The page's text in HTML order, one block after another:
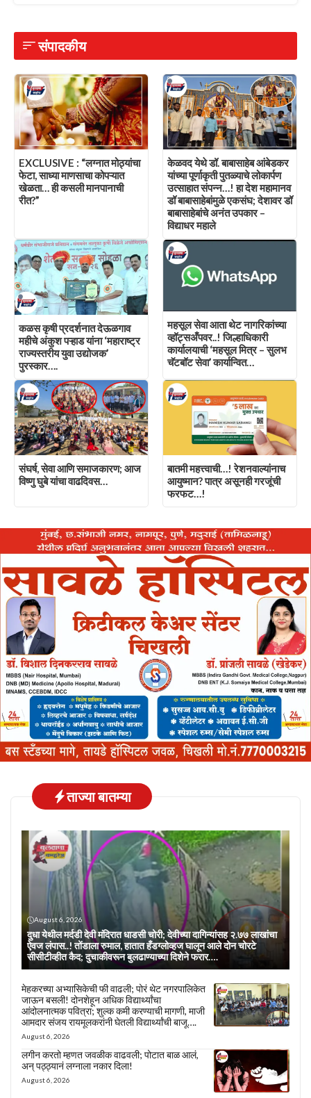
संपादकीय
EXCLUSIVE : “लग्नात मोठ्यांचा
फेटा, साध्या माणसाचा कोपऱ्यात
खेळता… ही कसली मानपानाची
रीत?”
केळवद येथे डॉ. बाबासाहेब आंबेडकर
यांच्या पूर्णाकृती पुतळ्याचे लोकार्पण
उत्साहात संपन्न…! हा देश महामानव
डॉ बाबासाहेबांमुळे एकसंघ; देशावर डॉ
बाबासाहेबांचे अनंत उपकार –
विद्याधर महाले
कळस कृषी प्रदर्शनात देऊळगाव
महीचे अंकुश पऱ्हाड यांना ‘महाराष्ट्र
राज्यस्तरीय युवा उद्योजक’
पुरस्कार….
महसूल सेवा आता थेट नागरिकांच्या
व्हॉट्सअँपवर..! जिल्हाधिकारी
कार्यालयाची ‘महसूल मित्र – सुलभ
चॅटबॉट सेवा’ कार्यान्वित…
संघर्ष, सेवा आणि समाजकारण; आज
विष्णु घुबे यांचा वाढदिवस…
बातमी महत्त्वाची…! रेशनवाल्यांनाच
आयुष्मान? पात्र असूनही गरजूंची
फरफट…!
ताज्या बातम्या
August 6, 2026
दुधा येथील मर्दडी देवी मंदिरात धाडसी चोरी; देवीच्या दागिन्यांसह २.७७ लाखांचा
ऐवज लंपास..! तोंडाला रुमाल, हातात हँडग्लोव्हज घालून आले दोन चोरटे
सीसीटीव्हीत कैद; दुचाकीवरून बुलढाण्याच्या दिशेने फरार….
मेहकरच्या अभ्यासिकेची फी वाढली; पोरं थेट नगरपालिकेत
जाऊन बसली! दोनशेहून अधिक विद्यार्थ्यांचा
आंदोलनात्मक पवित्रा; शुल्क कमी करण्याची मागणी, माजी
आमदार संजय रायमूलकरांनी घेतली विद्यार्थ्यांची बाजू….
August 6, 2026
लगीन करतो म्हणत जवळीक वाढवली; पोटात बाळ आलं,
अन् पठ्ठ्यानं लग्नाला नकार दिला!
August 6, 2026